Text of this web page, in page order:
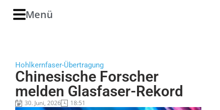
Menü
Hohlkernfaser-Übertragung
Chinesische Forscher
melden Glasfaser-Rekord
30. Juni, 2026 18:51